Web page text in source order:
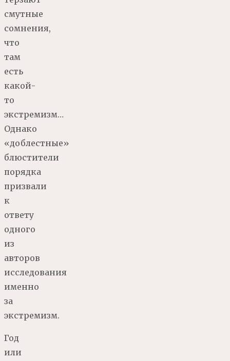
смутные
сомнения,
что
там
есть
какой-
то
экстремизм…
Однако
«доблестные»
блюстители
порядка
призвали
к
ответу
одного
из
авторов
исследования
именно
за
экстремизм.
Год
или